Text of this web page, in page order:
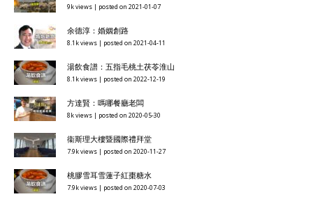
9k views | posted on 2021-01-07
余德淳：婚姻創路
8.1k views | posted on 2021-04-11
湯飲食譜：五指毛桃土茯苓淮山
8.1k views | posted on 2022-12-19
方達賢：嗎哪餐廳老闆
8k views | posted on 2020-05-30
衞斯理大樓暨國際禮拜堂
7.9k views | posted on 2020-11-27
桃膠雪耳雪蓮子紅棗糖水
7.9k views | posted on 2020-07-03